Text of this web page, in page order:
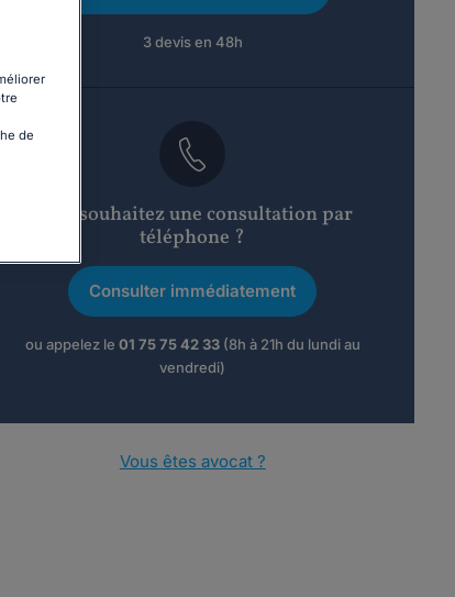
3 devis en 48h
Vous souhaitez une consultation par
téléphone ?
Consulter immédiatement
ou appelez le 01 75 75 42 33(8h à 21h du lundi au
vendredi)
Vous êtes avocat ?
de